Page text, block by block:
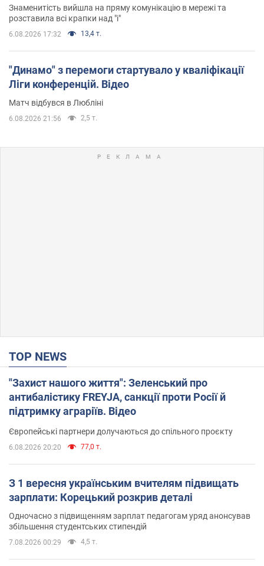
Знаменитість вийшла на пряму комунікацію в мережі та
розставила всі крапки над "і"
6.08.2026 17:32 13,4 т.
"Динамо" з перемоги стартувало у кваліфікації
Ліги конференцій. Відео
Матч відбувся в Любліні
6.08.2026 21:56 2,5 т.
TOP NEWS
"Захист нашого життя": Зеленський про
антибалістику FREYJA, санкції проти Росії й
підтримку аграріїв. Відео
Європейські партнери долучаються до спільного проєкту
6.08.2026 20:20 77,0 т.
З 1 вересня українським вчителям підвищать
зарплати: Корецький розкрив деталі
Одночасно з підвищенням зарплат педагогам уряд анонсував
збільшення студентських стипендій
7.08.2026 00:29 4,5 т.